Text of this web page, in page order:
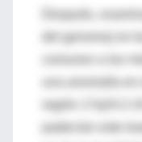
del genoma) en
región 17q24.2-